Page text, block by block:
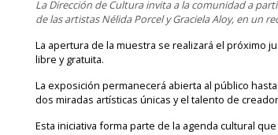
La Dirección de Cultura invita a la comunidad a
de las artistas Nélida Porcel y Graciela Aloy, en un
La apertura de la muestra se realizará el próximo
libre y gratuita.
La exposición permanecerá abierta al público
dos miradas artísticas únicas y el talento de
Esta iniciativa forma parte de la agenda cultural